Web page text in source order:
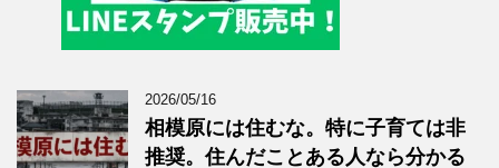
2026/05/16
相模原には住むな。特に子育ては非
推奨。住んだことある人なら分かる